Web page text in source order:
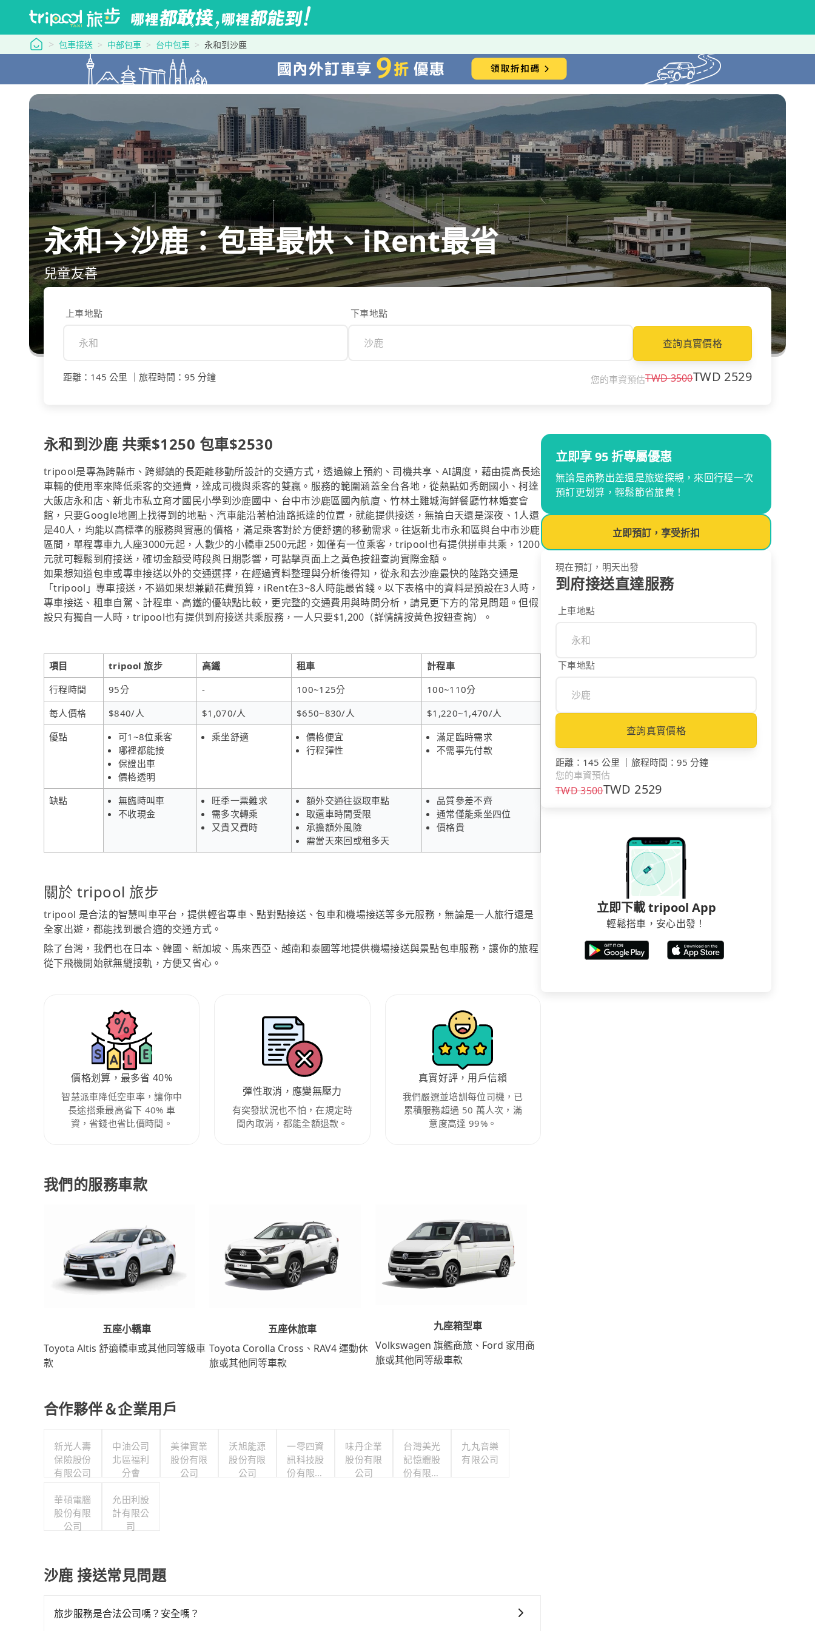
tripool 旅步
包車接送 中部包車 台中包車 永和到沙鹿
永和→沙鹿：包車最快、iRent最省
兒童友善
上車地點 下車地點
查詢真實價格
距離 ： 145 公里 旅程時間 ： 95 分鐘 您的車資預估TWD3500TWD 2529
永和到沙鹿 共乘$1250 包車$2530
tripool是專為跨縣市、跨鄉鎮的長距離移動所設計的交通方式，透過線上預約、司機共享、AI調度，藉由提高長途
車輛的使用率來降低乘客的交通費，達成司機與乘客的雙贏。服務的範圍涵蓋全台各地，從熱點如秀朗國小、柯達
大飯店永和店、新北市私立育才國民小學到沙鹿國中、台中市沙鹿區國內航廈、竹林土雞城海鮮餐廳竹林婚宴會
館，只要Google地圖上找得到的地點、汽車能沿著柏油路抵達的位置，就能提供接送，無論白天還是深夜、1人還
是40人，均能以高標準的服務與實惠的價格，滿足乘客對於方便舒適的移動需求。往返新北市永和區與台中市沙鹿
區間，單程專車九人座3000元起，人數少的小轎車2500元起，如僅有一位乘客，tripool也有提供拼車共乘，1200
元就可輕鬆到府接送，確切金額受時段與日期影響，可點擊頁面上之黃色按鈕查詢實際金額。
如果想知道包車或專車接送以外的交通選擇，在經過資料整理與分析後得知，從永和去沙鹿最快的陸路交通是
「tripool」專車接送，不過如果想兼顧花費預算，iRent在3~8人時能最省錢。以下表格中的資料是預設在3人時，
專車接送、租車自駕、計程車、高鐵的優缺點比較，更完整的交通費用與時間分析，請見更下方的常見問題。但假
設只有獨自一人時，tripool也有提供到府接送共乘服務，一人只要$1,200（詳情請按黃色按鈕查詢）。
項目 tripool 旅步 高鐵 租車
計程車
行程時間
95分 - 100~125分
100~110分
每人價格
$840/人 $1,070/人 $650~830/人
$1,220~1,470/人
優點
可1~8位乘客
哪裡都能接
保證出車
價格透明
乘坐舒適
價格便宜
行程彈性
滿足臨時需求
不需事先付款
缺點
無臨時叫車
不收現金
旺季一票難求
需多次轉乘
又貴又費時
額外交通往返取車點
取還車時間受限
承擔額外風險
需當天來回或租多天
品質參差不齊
通常僅能乘坐四位
價格貴
關於 tripool 旅步
tripool 是合法的智慧叫車平台，提供輕省專車、點對點接送、包車和機場接送等多元服務，無論是一人旅行還是
全家出遊，都能找到最合適的交通方式。
除了台灣，我們也在日本、韓國、新加坡、馬來西亞、越南和泰國等地提供機場接送與景點包車服務，讓你的旅程
從下飛機開始就無縫接軌，方便又省心。
價格划算，最多省 40%
智慧派車降低空車率，讓你中
長途搭乘最高省下 40% 車
資，省錢也省比價時間。
彈性取消，應變無壓力
有突發狀況也不怕，在規定時
間內取消，都能全額退款。
真實好評，用戶信賴
我們嚴選並培訓每位司機，已
累積服務超過 50 萬人次，滿
意度高達 99%。
我們的服務車款
五座小轎車
Toyota Altis 舒適轎車或其他同等級車
款
五座休旅車
Toyota Corolla Cross、RAV4 運動休
旅或其他同等車款
九座箱型車
Volkswagen 旗艦商旅、Ford 家用商
旅或其他同等級車款
合作夥伴＆企業用戶
新光人壽
保險股份
有限公司
中油公司
北區福利
分會
美律實業
股份有限
公司
沃旭能源
股份有限
公司
一零四資
訊科技股
份有限公
味丹企業
股份有限
公司
台灣美光
記憶體股
份有限公
九丸音樂
有限公司
華碩電腦
股份有限
公司
允田利設
計有限公
司
沙鹿 接送常見問題
旅步服務是合法公司嗎？安全嗎？
立即享 95 折專屬優惠
無論是商務出差還是旅遊探親，來回行程一次
預訂更划算，輕鬆節省旅費！
立即預訂，享受折扣
現在預訂，明天出發
到府接送直達服務
上車地點
下車地點
查詢真實價格
距離 ： 145 公里 ｜ 旅程時間 ： 95 分鐘
您的車資預估
TWD3500TWD 2529
立即下載 tripool App
輕鬆搭車，安心出發！